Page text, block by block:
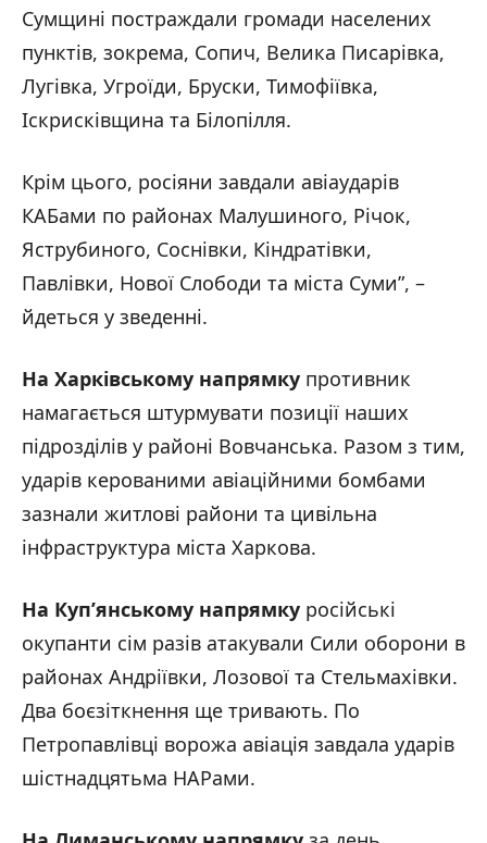
Сумщині постраждали громади населених
пунктів, зокрема, Сопич, Велика Писарівка,
Лугівка, Угроїди, Бруски, Тимофіївка,
Іскрисківщина та Білопілля.
Крім цього, росіяни завдали авіаударів
КАБами по районах Малушиного, Річок,
Яструбиного, Соснівки, Кіндратівки,
Павлівки, Нової Слободи та міста Суми”, –
йдеться у зведенні.
На Харківському напрямку противник
намагається штурмувати позиції наших
підрозділів у районі Вовчанська. Разом з тим,
ударів керованими авіаційними бомбами
зазнали житлові райони та цивільна
інфраструктура міста Харкова.
На Куп’янському напрямку російські
окупанти сім разів атакували Сили оборони в
районах Андріївки, Лозової та Стельмахівки.
Два боєзіткнення ще тривають. По
Петропавлівці ворожа авіація завдала ударів
шістнадцятьма НАРами.